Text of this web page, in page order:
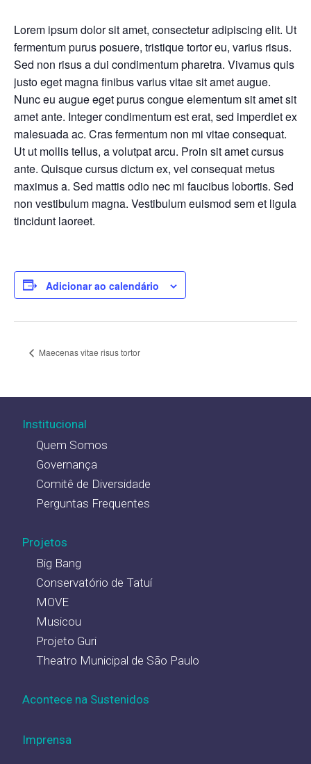
Lorem ipsum dolor sit amet, consectetur adipiscing elit. Ut
fermentum purus posuere, tristique tortor eu, varius risus.
Sed non risus a dui condimentum pharetra. Vivamus quis
justo eget magna finibus varius vitae sit amet augue.
Nunc eu augue eget purus congue elementum sit amet sit
amet ante. Integer condimentum est erat, sed imperdiet ex
malesuada ac. Cras fermentum non mi vitae consequat.
Ut ut mollis tellus, a volutpat arcu. Proin sit amet cursus
ante. Quisque cursus dictum ex, vel consequat metus
maximus a. Sed mattis odio nec mi faucibus lobortis. Sed
non vestibulum magna. Vestibulum euismod sem et ligula
tincidunt laoreet.
Adicionar ao calendário
Maecenas vitae risus tortor
Institucional
Quem Somos
Governança
Comitê de Diversidade
Perguntas Frequentes
Projetos
Big Bang
Conservatório de Tatuí
MOVE
Musicou
Projeto Guri
Theatro Municipal de São Paulo
Acontece na Sustenidos
Imprensa